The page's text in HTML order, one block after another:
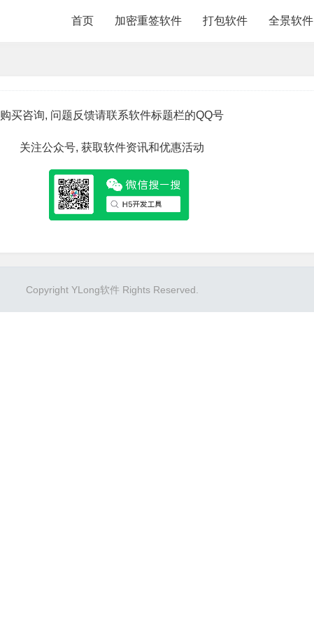
首页 加密重签软件 打包软件 全景软件
购买咨询, 问题反馈请联系软件标题栏的QQ号
关注公众号, 获取软件资讯和优惠活动
Copyright YLong软件 Rights Reserved.